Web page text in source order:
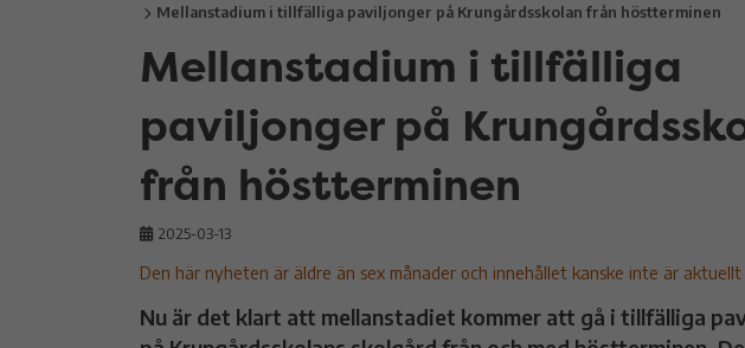
Mellanstadium i tillfälliga paviljonger på Krungårdsskolan från höstterminen
Mellanstadium i tillfälliga
paviljonger på
från höstterminen
2025-03-13
Den här nyheten är äldre än sex månader och innehållet kanske inte är aktuellt
Nu är det klart att mellanstadiet kommer att gå i tillfälliga